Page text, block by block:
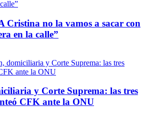
Cristina no la vamos a sacar con
en la calle”
y Corte Suprema: las tres
CFK ante la ONU